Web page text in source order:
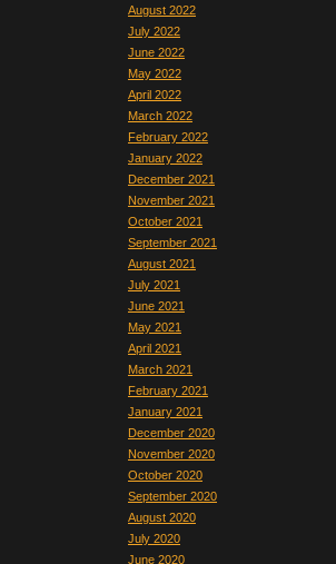
August 2022
July 2022
June 2022
May 2022
April 2022
March 2022
February 2022
January 2022
December 2021
November 2021
October 2021
September 2021
August 2021
July 2021
June 2021
May 2021
April 2021
March 2021
February 2021
January 2021
December 2020
November 2020
October 2020
September 2020
August 2020
July 2020
June 2020